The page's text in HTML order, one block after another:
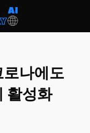
나에도
활성화